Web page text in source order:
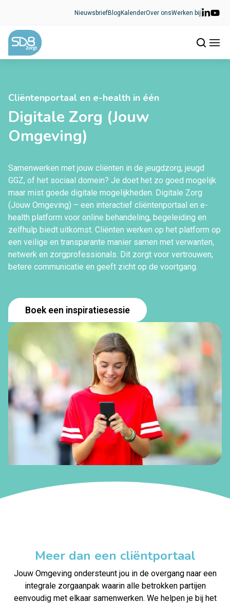
NieuwsbriefBlog KalenderOver onsWerken bij
Cliëntenportaal en e-health in één
Digitale Zorg (Jouw
Omgeving)
Samenwerken met jouw cliënten in de jeugdzorg, jeugd
GGZ, of het sociaal domein? Je doet het zo goed mogelijk
maar mist goede digitale mogelijkheden. Digitale Zorg
(Jouw Omgeving) – een interactief cliëntenportaal en e-
health platform voor online behandeling, begeleiding en
zelfhulp biedt uitkomst. Cliënten werken op het platform op
een veilige en transparante manier samen met verwanten,
netwerk en zorgprofessionals. Dit zorgt voor vertrouwen,
betere communicatie en geeft zicht op de voortgang.
Boek een inspiratiesessie
Meer dan een cliëntportaal
Jouw Omgeving ondersteunt jou in de overgang naar een
integrale zorgaanpak waarin alle betrokken partijen
eenvoudig met elkaar samenwerken. We helpen je bij het